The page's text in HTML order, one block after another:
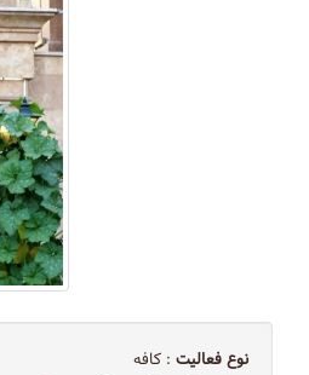
نوع فعالیت : کافه